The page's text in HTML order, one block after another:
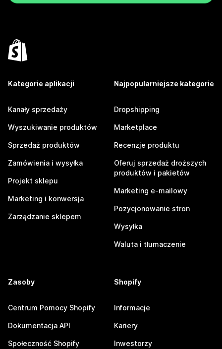
Kategorie aplikacji
Kanały sprzedaży
Wyszukiwanie produktów
Sprzedaż produktów
Zamówienia i wysyłka
Projekt sklepu
Marketing i konwersja
Zarządzanie sklepem
Najpopularniejsze kategorie
Dropshipping
Marketplace
Recenzje produktu
Oferuj sprzedaż droższych
produktów i pakietów
Marketing e-mailowy
Pozycjonowanie stron
Wysyłka
Waluta i tłumaczenie
Zasoby
Centrum Pomocy Shopify
Dokumentacja API
Społeczność Shopify
Shopify
Informacje
Kariery
Inwestorzy